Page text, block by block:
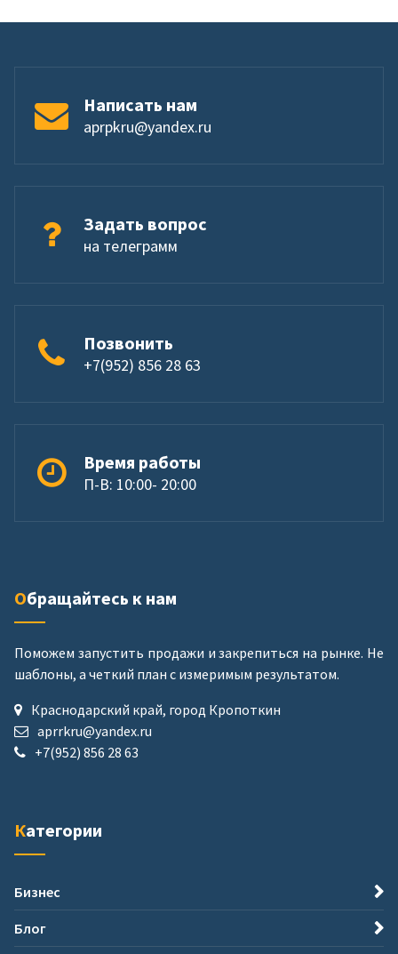
Написать нам
aprpkru@yandex.ru
Задать вопрос
на телеграмм
Позвонить
+7(952) 856 28 63
Время работы
П-В: 10:00- 20:00
Обращайтесь к нам
Поможем запустить продажи и закрепиться на рынке. Не
шаблоны, а четкий план с измеримым результатом.
Краснодарский край, город Кропоткин
aprrkru@yandex.ru
+7(952) 856 28 63
Категории
Бизнес
Блог